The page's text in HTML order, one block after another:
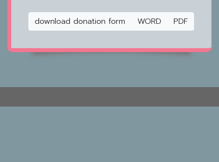
download donation form WORD PDF